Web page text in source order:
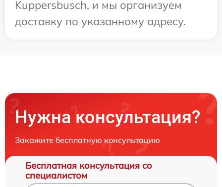
Kuppersbusch, и мы организуем
доставку по указанному адресу.
Нужна консультация?
Закажите бесплатную консультацию
Бесплатная консультация со
специалистом